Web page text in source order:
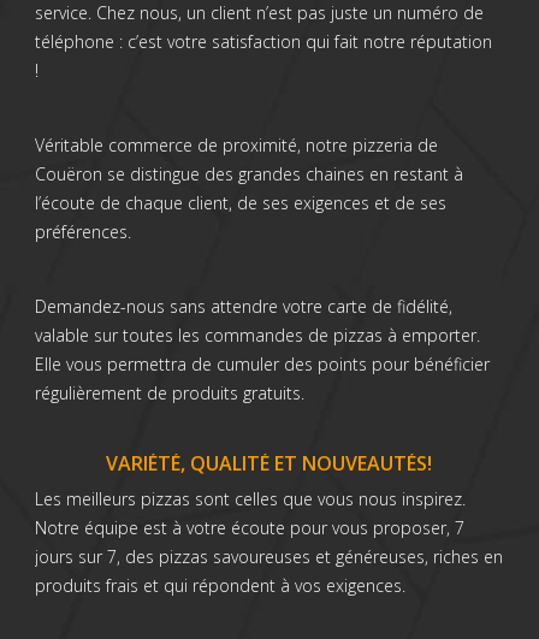
service. Chez nous, un client n’est pas juste un numéro de
téléphone : c’est votre satisfaction qui fait notre réputation
!
Véritable commerce de proximité, notre pizzeria de
Couëron se distingue des grandes chaines en restant à
l’écoute de chaque client, de ses exigences et de ses
préférences.
Demandez-nous sans attendre votre carte de fidélité,
valable sur toutes les commandes de pizzas à emporter.
Elle vous permettra de cumuler des points pour bénéficier
régulièrement de produits gratuits.
VARIÉTÉ, QUALITÉ ET NOUVEAUTÉS!
Les meilleurs pizzas sont celles que vous nous inspirez.
Notre équipe est à votre écoute pour vous proposer, 7
jours sur 7, des pizzas savoureuses et généreuses, riches en
produits frais et qui répondent à vos exigences.